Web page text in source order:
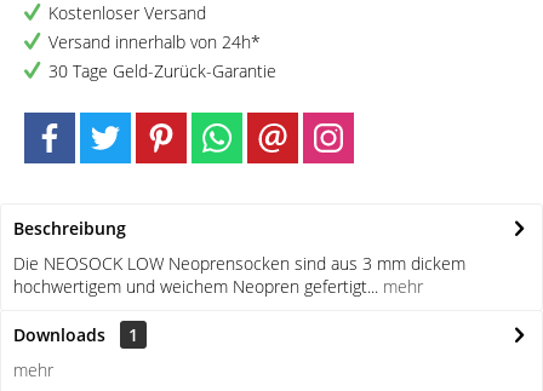
Kostenloser Versand
Versand innerhalb von 24h*
30 Tage Geld-Zurück-Garantie
Beschreibung
Die NEOSOCK LOW Neoprensocken sind aus 3 mm dickem
hochwertigem und weichem Neopren gefertigt... mehr
Downloads
1
mehr